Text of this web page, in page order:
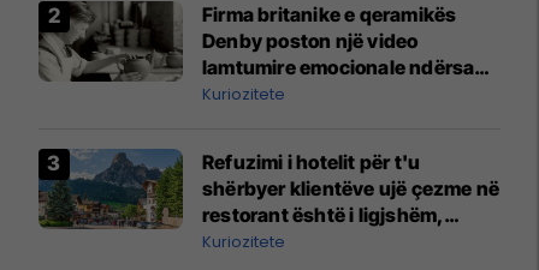
Firma britanike e qeramikës
Denby poston një video
lamtumire emocionale ndërsa
prodhimi përfundon pas 217
Kuriozitete
Refuzimi i hotelit për t'u
shërbyer klientëve ujë çezme në
restorant është i ligjshëm,
vendosi gjykata më e lartë
Kuriozitete